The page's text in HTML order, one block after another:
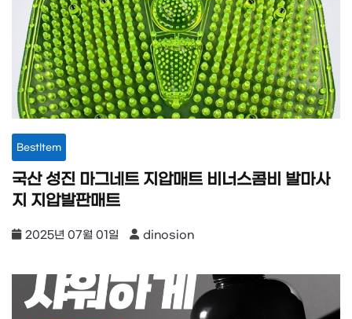
BestItem
국산 성진 마그네트 지압매트 비너스콤비 발마사
지 지압발판매트
2025년 07월 01일 dinosion